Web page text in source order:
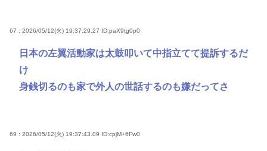
67 : 2026/05/12(火) 19:37:29.27 ID:paX9tg0p0
日本の左翼活動家は太鼓叩いて中指立てて提訴するだ
け
身銭切るのも家で外人の世話するのも嫌だってさ
69 : 2026/05/12(火) 19:37:43.09 ID:cpjM+6Fw0